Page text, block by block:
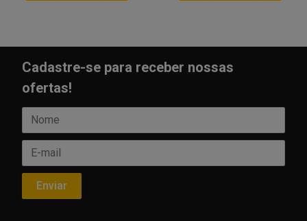
Cadastre-se para receber nossas
ofertas!